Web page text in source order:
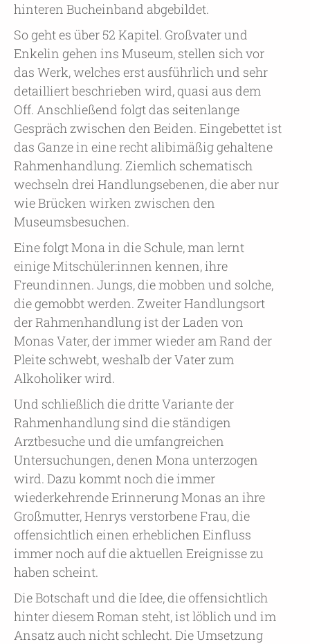
hinteren Bucheinband abgebildet.
So geht es über 52 Kapitel. Großvater und
Enkelin gehen ins Museum, stellen sich vor
das Werk, welches erst ausführlich und sehr
detailliert beschrieben wird, quasi aus dem
Off. Anschließend folgt das seitenlange
Gespräch zwischen den Beiden. Eingebettet ist
das Ganze in eine recht alibimäßig gehaltene
Rahmenhandlung. Ziemlich schematisch
wechseln drei Handlungsebenen, die aber nur
wie Brücken wirken zwischen den
Museumsbesuchen.
Eine folgt Mona in die Schule, man lernt
einige Mitschüler:innen kennen, ihre
Freundinnen. Jungs, die mobben und solche,
die gemobbt werden. Zweiter Handlungsort
der Rahmenhandlung ist der Laden von
Monas Vater, der immer wieder am Rand der
Pleite schwebt, weshalb der Vater zum
Alkoholiker wird.
Und schließlich die dritte Variante der
Rahmenhandlung sind die ständigen
Arztbesuche und die umfangreichen
Untersuchungen, denen Mona unterzogen
wird. Dazu kommt noch die immer
wiederkehrende Erinnerung Monas an ihre
Großmutter, Henrys verstorbene Frau, die
offensichtlich einen erheblichen Einfluss
immer noch auf die aktuellen Ereignisse zu
haben scheint.
Die Botschaft und die Idee, die offensichtlich
hinter diesem Roman steht, ist löblich und im
Ansatz auch nicht schlecht. Die Umsetzung